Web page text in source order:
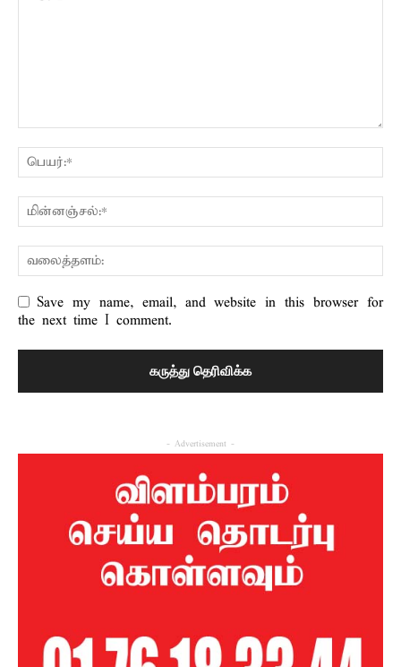
Save my name, email, and website in this browser for
the next time I comment.
- Advertisement -